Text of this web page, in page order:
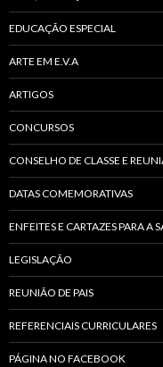
EDUCAÇÃO ESPECIAL
ARTE EM E.V.A
ARTIGOS
CONCURSOS
CONSELHO DE CLASSE E
DATAS COMEMORATIVAS
ENFEITES E CARTAZES PARA A
LEGISLAÇÃO
REUNIÃO DE PAIS
REFERENCIAIS CURRICULARES
PÁGINA NO FACEBOOK